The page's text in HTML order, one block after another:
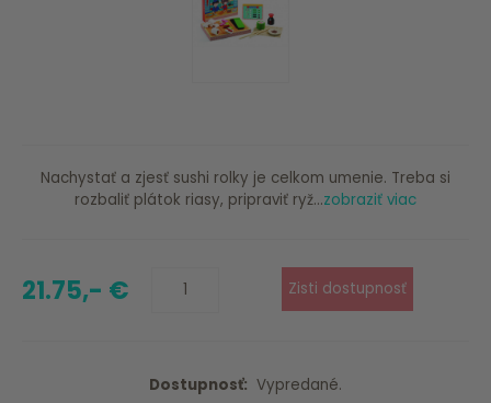
Nachystať a zjesť sushi rolky je celkom umenie. Treba si
rozbaliť plátok riasy, pripraviť ryž...zobraziť viac
21.75,- €
Dostupnosť: Vypredané.